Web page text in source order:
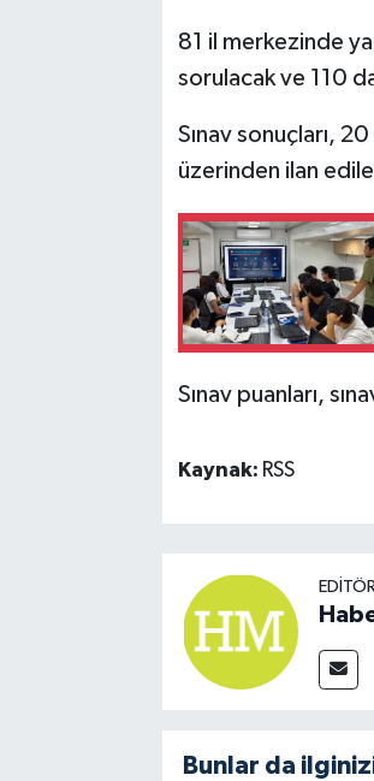
81 il merkezinde
sorulacak ve 110
Sınav sonuçları,
üzerinden ilan
Sınav puanları,
Kaynak: RSS
Bunlar da